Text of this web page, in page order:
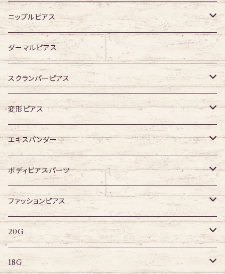
ジュエル有り
ジュエル無し
ジュエル有り
ニップルピアス
ジュエル無し
ジュエル有り
ダーマルピアス
スクランパーピアス
16G
14G
変形ピアス
ジュエル無し
ジュエル有り
エキスパンダー
316Lサージカルステンレス
アクリル
その他
ボディピアスパーツ
ネジタイプ
20G
18G
はめ込みタイプ
ファッションピアス
ポストピアス
リングピアス
20G
キャプティブリング
18G